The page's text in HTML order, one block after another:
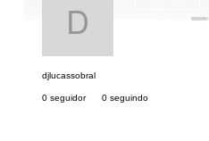
djlucassobral
0 seguidor 0 seguindo